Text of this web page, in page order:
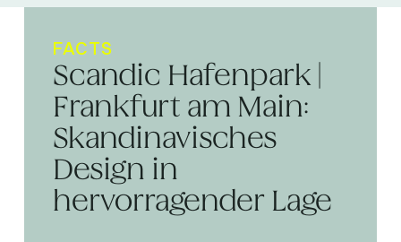
FACTS
Scandic Hafenpark |
Frankfurt am Main:
Skandinavisches
Design in
hervorragender Lage